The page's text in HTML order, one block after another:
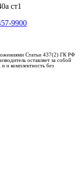
ст1
9900
Статьи 437(2) ГК РФ
оставляет за собой
и комплектность без